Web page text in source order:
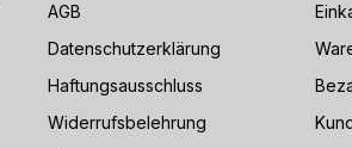
AGB
Datenschutzerklärung
Haftungsausschluss
Widerrufsbelehrung